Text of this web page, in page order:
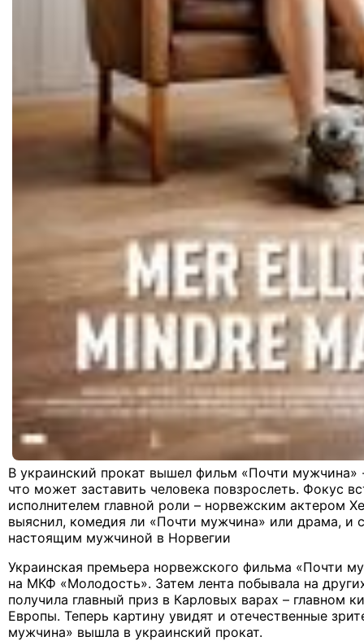
В украинский прокат вышел фильм «Почти
что может заставить человека повзрослеть. Фокус
исполнителем главной роли – норвежским актером
выяснил, комедия ли «Почти мужчина» или драма, и
настоящим мужчиной в Норвегии
Украинская премьера норвежского фильма «Почти
на МКФ «Молодость». Затем лента побывала на
получила главный приз в Карловых варах – главном
Европы. Теперь картину увидят и отечественные
мужчина» вышла в украинский прокат.